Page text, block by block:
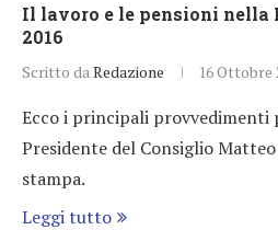
Il lavoro e le pensioni nella
2016
Scritto da Redazione 16 Ottobre
Ecco i principali provvedimenti
Presidente del Consiglio
stampa.
Leggi tutto